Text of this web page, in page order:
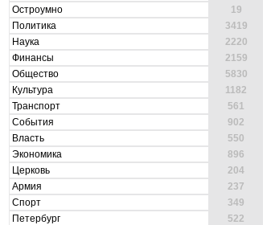
Остроумно
19
Политика
3419
Наука
2220
Финансы
2159
Общество
5830
Культура
1182
Транспорт
561
События
902
Власть
550
Экономика
896
Церковь
204
Армия
237
Спорт
349
Петербург
522